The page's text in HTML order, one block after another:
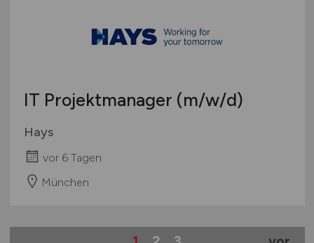
IT Projektmanager (m/w/d)
Hays
vor 6 Tagen
München